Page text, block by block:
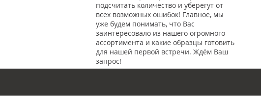
подсчитать количество и уберегут от
всех возможных ошибок! Главное, мы
уже будем понимать, что Вас
заинтересовало из нашего огромного
ассортимента и какие образцы готовить
для нашей первой встречи. Ждём Ваш
запрос!